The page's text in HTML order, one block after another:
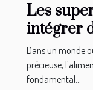
Les
intégrer
boost
Dans un monde
précieuse,
fondamental...